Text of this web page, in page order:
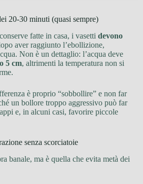
20-30 minuti (quasi sempre)
fatte in casa, i vasetti devono
aver raggiunto l’ebollizione,
Non è un dettaglio: l’acqua deve
5 cm, altrimenti la temperatura non si
è proprio “sobbollire” e non far
un bollore troppo aggressivo può far
e, in alcuni casi, favorire piccole
senza scorciatoie
banale, ma è quella che evita metà dei